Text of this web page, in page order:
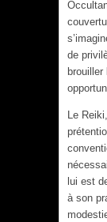
de
Le
lui est
à son